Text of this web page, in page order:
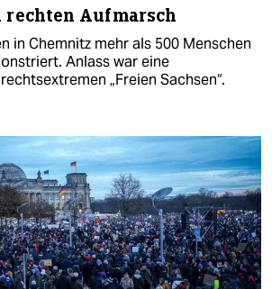
rechten Aufmarsch
in Chemnitz mehr als 500 Menschen
Anlass war eine
„Freien Sachsen“.